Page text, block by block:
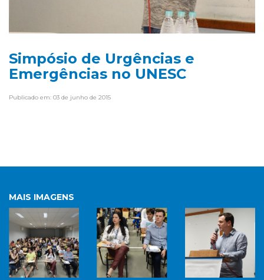
Simpósio de Urgências e
Emergências no UNESC
Publicado em: 03 de junho de 2015
MAIS IMAGENS